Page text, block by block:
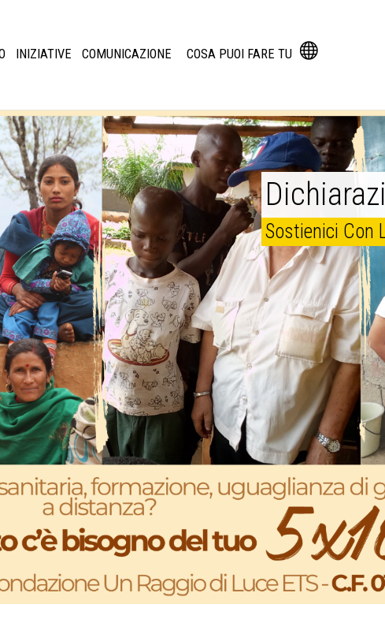
INIZIATIVE COMUNICAZIONE COSA PUOI FARE TU
Sostienici Con